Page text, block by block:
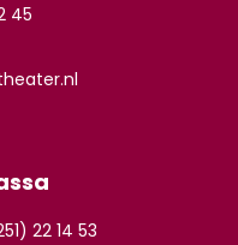
45
22 14 53